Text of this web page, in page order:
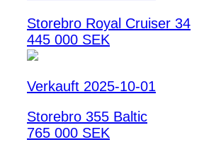
Storebro Royal Cruiser 34
445 000 SEK
Verkauft 2025-10-01
Storebro 355 Baltic
765 000 SEK